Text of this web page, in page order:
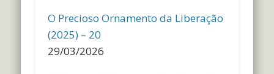
O Precioso Ornamento da Liberação
(2025) – 20
29/03/2026